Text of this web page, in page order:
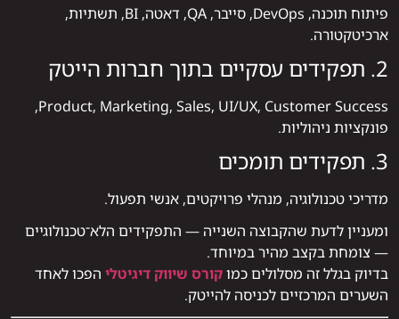
פיתוח תוכנה, DevOps, סייבר, QA, דאטה, BI, תשתיות,
ארכיטקטורה.
2. תפקידים עסקיים בתוך חברות הייטק
Product, Marketing, Sales, UI/UX, Customer Success,
פונקציות ניהוליות.
3. תפקידים תומכים
מדריכי טכנולוגיה, מנהלי פרויקטים, אנשי תפעול.
ומעניין לדעת שהקבוצה השנייה — התפקידים הלא־טכנולוגיים
— צומחת בקצב מהיר במיוחד.
בדיוק בגלל זה מסלולים כמוקורס שיווק דיגיטלי הפכו לאחד
השערים המרכזיים לכניסה להייטק.